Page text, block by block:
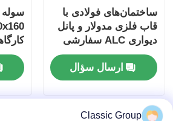
ساختمان‌های فولادی با
قاب فلزی مدولار و پانل
دیواری ALC سفارشی
ارسال سؤال
سوله
Classic Group